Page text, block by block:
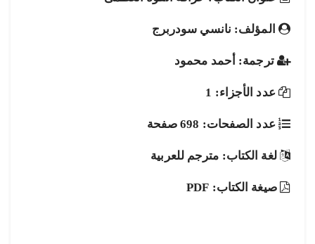
المؤلف: نانسي سودربرج
ترجمة: أحمد محمود
عدد الأجزاء: 1
عدد الصفحات: 698 صفحة
لغة الكتاب: مترجم للعربية
صيغة الكتاب: PDF